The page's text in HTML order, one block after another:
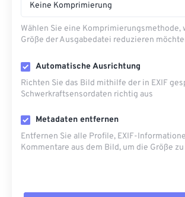
Keine Komprimierung
Wählen Sie eine Komprimierungsmethode,
Größe der Ausgabedatei reduzieren
Automatische Ausrichtung
Richten Sie das Bild mithilfe der in EXIF
Schwerkraftsensordaten richtig aus
Metadaten entfernen
Entfernen Sie alle Profile, EXIF-
Kommentare aus dem Bild, um die Größe